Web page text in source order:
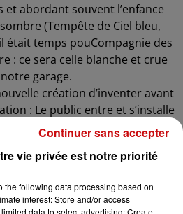
abordant souvent l’enfance
(Tempête de Ciel bleu,
était temps pouCompagnie des
: ce sera celle blanche et crue
garage.
création d’inventer avant
: Le public entre et s’installe
Un avec une pompe à essence,
de cambouis. Là-dedans,
atelier, il trouve deux garagistes
du garage, il y a même un
est monté... un lit ! Car ce
répare ici, ce ne sont pas les
vie privée est notre priorité
the following data processing based on
interest: Store and/or access
data to select advertising; Create
Continuer sans accepter